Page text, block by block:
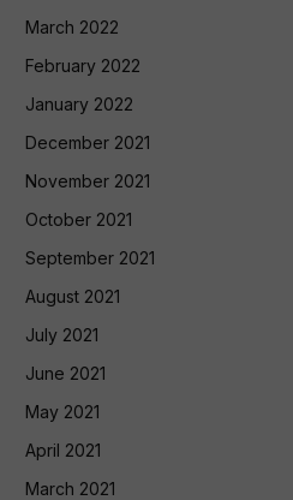
March 2022
February 2022
January 2022
December 2021
November 2021
October 2021
September 2021
August 2021
July 2021
June 2021
May 2021
April 2021
March 2021